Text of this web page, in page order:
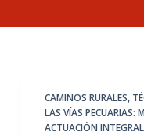
CAMINOS RURALES,
LAS VÍAS PECUARIAS:
ACTUACIÓN INTEGRAL